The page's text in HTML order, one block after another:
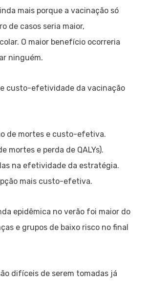
mais porque a vacinação só
de casos seria maior,
O maior benefício ocorreria
ninguém.
custo-efetividade da vacinação
de mortes e custo-efetiva.
mortes e perda de QALYs).
na efetividade da estratégia.
mais custo-efetiva.
epidêmica no verão foi maior do
e grupos de baixo risco no final
difíceis de serem tomadas já